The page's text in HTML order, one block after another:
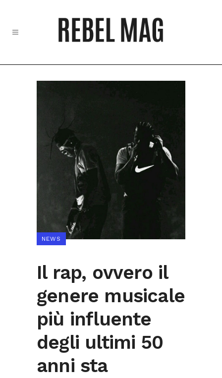
NEWS
Il rap, ovvero il
genere musicale
più influente
degli ultimi 50
anni sta